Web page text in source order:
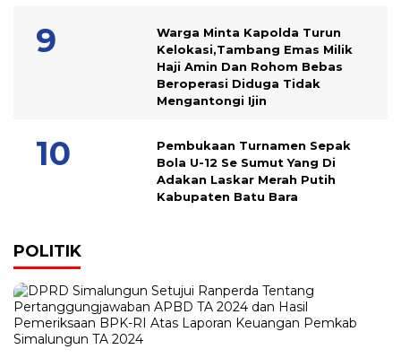
Warga Minta Kapolda Turun
Kelokasi,Tambang Emas Milik
Haji Amin Dan Rohom Bebas
Beroperasi Diduga Tidak
Mengantongi Ijin
Pembukaan Turnamen Sepak
Bola U-12 Se Sumut Yang Di
Adakan Laskar Merah Putih
Kabupaten Batu Bara
POLITIK